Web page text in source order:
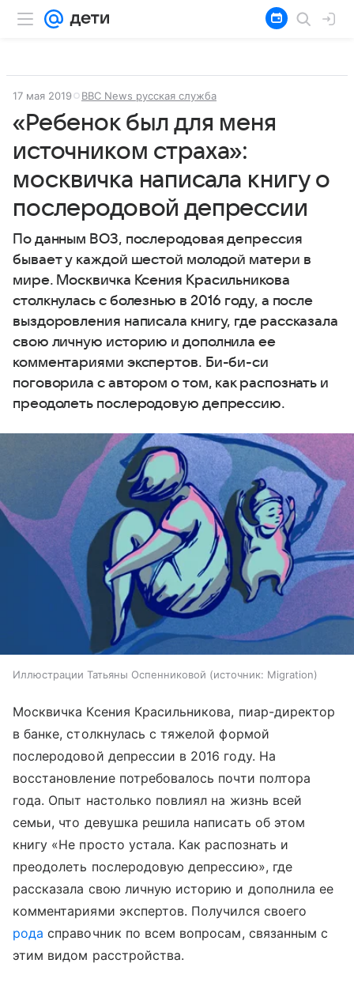
17 мая 2019 ВВС News русская служба
«Ребенок был для меня
источником страха»:
москвичка написала книгу о
послеродовой депрессии
По данным ВОЗ, послеродовая депрессия
бывает у каждой шестой молодой матери в
мире. Москвичка Ксения Красильникова
столкнулась с болезнью в 2016 году, а после
выздоровления написала книгу, где рассказала
свою личную историю и дополнила ее
комментариями экспертов. Би-би-си
поговорила с автором о том, как распознать и
преодолеть послеродовую депрессию.
Иллюстрации Татьяны Оспенниковой источник: Migration
Москвичка Ксения Красильникова, пиар-директор
в банке, столкнулась с тяжелой формой
послеродовой депрессии в 2016 году. На
восстановление потребовалось почти полтора
года. Опыт настолько повлиял на жизнь всей
семьи, что девушка решила написать об этом
книгу «Не просто устала. Как распознать и
преодолеть послеродовую депрессию», где
рассказала свою личную историю и дополнила ее
комментариями экспертов. Получился своего
рода справочник по всем вопросам, связанным с
этим видом расстройства.